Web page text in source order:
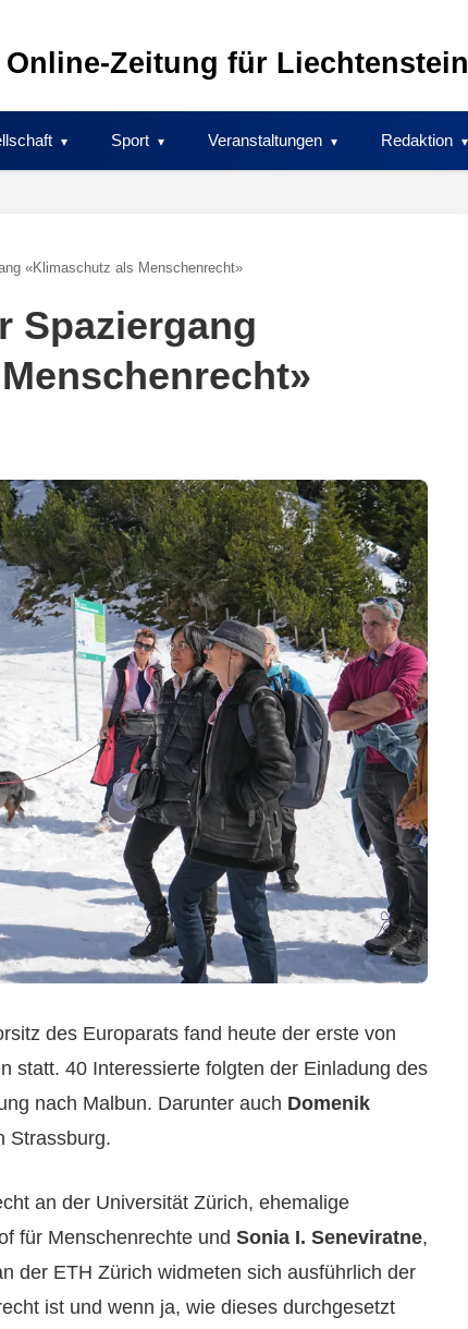
Online-Zeitung für Liechtenstein
Sport Veranstaltungen Redaktion
«Klimaschutz als Menschenrecht»
Spaziergang
des Europarats fand heute der erste von
statt. 40 Interessierte folgten der Einladung des
nach Malbun. Darunter auch Domenik
Strassburg.
an der Universität Zürich, ehemalige
für Menschenrechte und Sonia I. Seneviratne,
der ETH Zürich widmeten sich ausführlich der
ist und wenn ja, wie dieses durchgesetzt